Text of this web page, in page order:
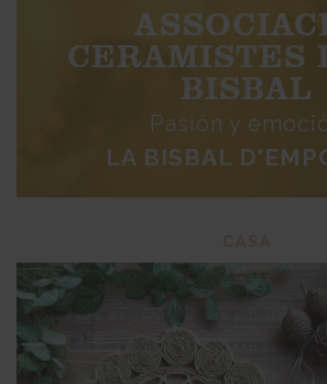
CERAMISTES
BISBAL
Pasión y
LA BISBAL